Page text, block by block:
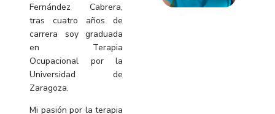
Fernández Cabrera,
tras cuatro años de
carrera soy graduada
en Terapia
Ocupacional por la
Universidad de
Zaragoza.
Mi pasión por la terapia